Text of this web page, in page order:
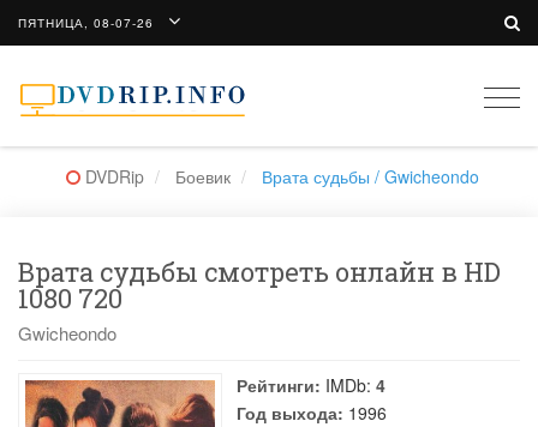
ПЯТНИЦА, 08-07-26
DVDRip Боевик Врата судьбы / Gwicheondo
Врата судьбы смотреть онлайн в HD
1080 720
Gwicheondo
Рейтинги: IMDb: 4
Год выхода: 1996